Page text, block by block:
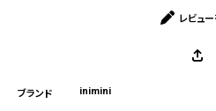
レビュー
inimini